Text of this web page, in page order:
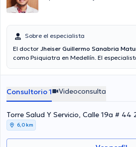
Sobre el especialista
El doctor Jheiser Guillermo Sanabria
como Psiquiatra en Medellín. El
Jheiser Guillermo Sanabria Maturana es
Consultorio 1 Videoconsulta
Torre Salud Y Servicio, Calle 19a # 44
6,0 km